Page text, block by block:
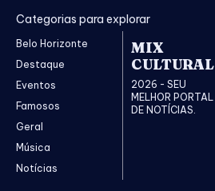
Categorias para explorar
Belo Horizonte
Destaque
Eventos
Famosos
Geral
Música
Notícias
MIX
CULTURAL
2026 - SEU
MELHOR PORTAL
DE NOTÍCIAS.